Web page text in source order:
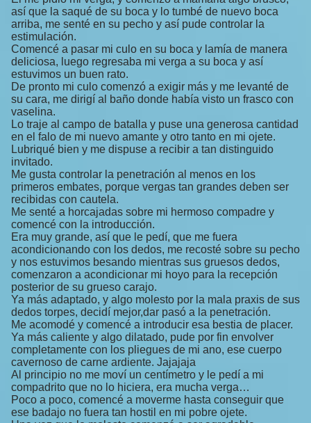
así que la saqué de su boca y lo tumbé de nuevo boca
arriba, me senté en su pecho y así pude controlar la
estimulación.
Comencé a pasar mi culo en su boca y lamía de manera
deliciosa, luego regresaba mi verga a su boca y así
estuvimos un buen rato.
De pronto mi culo comenzó a exigir más y me levanté de
su cara, me dirigí al baño donde había visto un frasco con
vaselina.
Lo traje al campo de batalla y puse una generosa cantidad
en el falo de mi nuevo amante y otro tanto en mi ojete.
Lubriqué bien y me dispuse a recibir a tan distinguido
invitado.
Me gusta controlar la penetración al menos en los
primeros embates, porque vergas tan grandes deben ser
recibidas con cautela.
Me senté a horcajadas sobre mi hermoso compadre y
comencé con la introducción.
Era muy grande, así que le pedí, que me fuera
acondicionando con los dedos, me recosté sobre su pecho
y nos estuvimos besando mientras sus gruesos dedos,
comenzaron a acondicionar mi hoyo para la recepción
posterior de su grueso carajo.
Ya más adaptado, y algo molesto por la mala praxis de sus
dedos torpes, decidí mejor,dar pasó a la penetración.
Me acomodé y comencé a introducir esa bestia de placer.
Ya más caliente y algo dilatado, pude por fin envolver
completamente con los pliegues de mi ano, ese cuerpo
cavernoso de carne ardiente. Jajajaja
Al principio no me moví un centímetro y le pedí a mi
compadrito que no lo hiciera, era mucha verga…
Poco a poco, comencé a moverme hasta conseguir que
ese badajo no fuera tan hostil en mi pobre ojete.